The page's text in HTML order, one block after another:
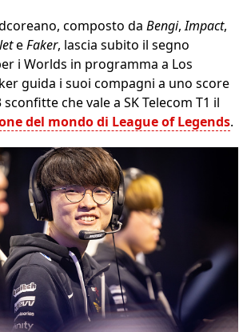
composto da Bengi,Impact,
eFaker, lascia subito il segno
i Worlds in programma a Los
guida i suoi compagni a uno score
che vale a SK Telecom T1 il
del mondo di League of Legends.